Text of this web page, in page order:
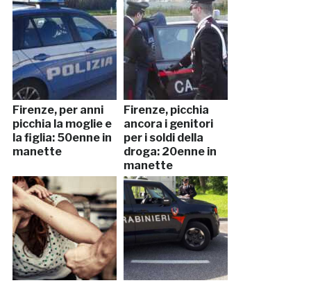
Firenze, per anni
picchia la moglie e
la figlia: 50enne in
manette
Firenze, picchia
ancora i genitori
per i soldi della
droga: 20enne in
manette